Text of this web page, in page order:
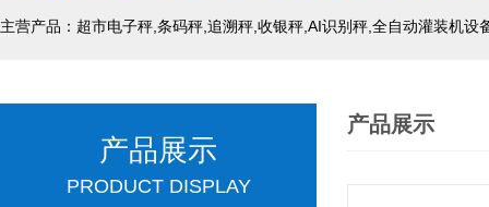
主营产品：超市电子秤,条码秤,追溯秤,收银秤,AI识别秤,全自动灌装机设
产品展示
PRODUCT DISPLAY
产品展示